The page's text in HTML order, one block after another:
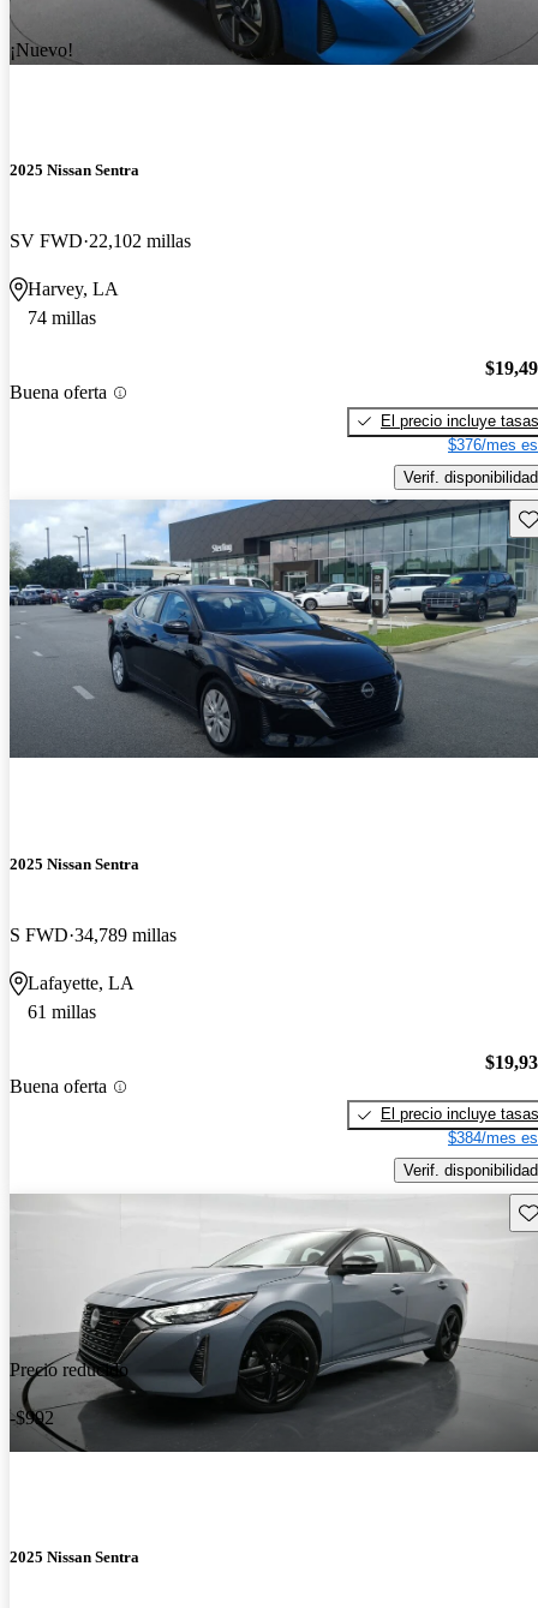
¡Nuevo!
2025 Nissan Sentra
SV FWD 22,102 millas
Harvey, LA
74 millas
Buena oferta
El precio incluye tasas
$376/mes
Verif. disponibilidad
2025 Nissan Sentra
S FWD 34,789 millas
Lafayette, LA
61 millas
Buena oferta
El precio incluye tasas
$384/mes
Verif. disponibilidad
Precio reducido
-$992
2025 Nissan Sentra